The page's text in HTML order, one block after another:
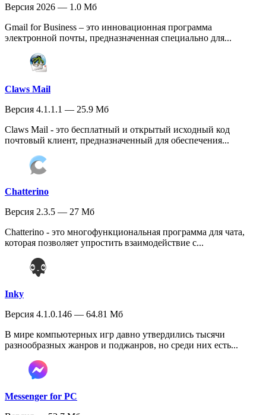
Версия 2026 — 1.0 Мб
Gmail for Business – это инновационная программа
электронной почты, предназначенная специально для...
Claws Mail
Версия 4.1.1.1 — 25.9 Мб
Claws Mail - это бесплатный и открытый исходный код
почтовый клиент, предназначенный для обеспечения...
Chatterino
Версия 2.3.5 — 27 Мб
Chatterino - это многофункциональная программа для чата,
которая позволяет упростить взаимодействие с...
Inky
Версия 4.1.0.146 — 64.81 Мб
В мире компьютерных игр давно утвердились тысячи
разнообразных жанров и поджанров, но среди них есть...
Messenger for PC